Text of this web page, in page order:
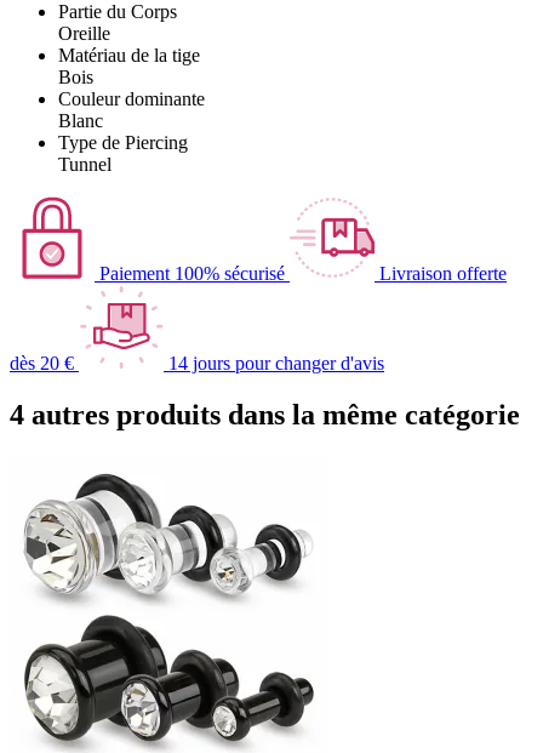
Partie du Corps
Oreille
Matériau de la tige
Bois
Couleur dominante
Blanc
Type de Piercing
Tunnel
Paiement 100% sécurisé Livraison offerte
dès 20 € 14 jours pour changer d'avis
4 autres produits dans la même catégorie